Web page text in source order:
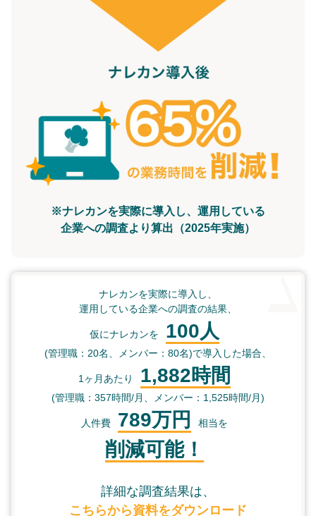
※ナレカンを実際に導入し、運用している
企業への調査より算出（2025年実施）
ナレカンを実際に導入し、
運用している企業への調査の結果、
仮にナレカンを 100人
(管理職：20名、メンバー：80名)で導入した場合、
1ヶ月あたり 1,882時間
(管理職：357時間/月、メンバー：1,525時間/月)
人件費 789万円 相当を
削減可能！
詳細な調査結果は、
こちらから資料をダウンロード